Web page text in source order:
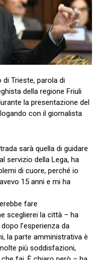
di Trieste, parola di
della regione Friuli
la presentazione del
con il giornalista
sarà quella di guidare
servizio della Lega, ha
di cuore, perché io
15 anni e mi ha
fare
sceglierei la città – ha
l’esperienza da
la parte amministrativa è
più soddisfazioni,